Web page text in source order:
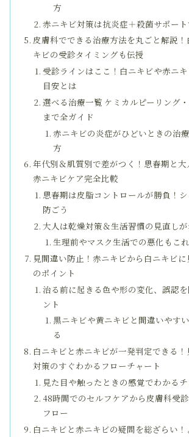
方
赤ニキビ対策は抗炎症＋殺菌サポート
皮膚科でできる治療方法を丸ごと解説
キビの受診タイミングも伝授
受診ラインはここ！白ニキビや赤ニ
目安とは
選べる治療一覧 ケミカルピーリング
まで全ガイド
赤ニキビの炎症がひどいときの治
方
年代別＆肌質別で差がつく！思春期と大
赤ニキビケア完全比較
思春期は皮脂コントロールが勝負！
防ごう
大人は乾燥対策＆生活習慣の見直し
生理前やマスク生活での悪化もこ
見間違い防止！赤ニキビから白ニキビ
のポイント
治る前に起きる色や形の変化、誤認
ント
黒ニキビや黄ニキビと間違いやす
る
白ニキビと赤ニキビが一発判定できる！
対策のすぐわかるフローチャート
見た目や触ったときの感覚でわかる
48時間でのセルフケアから皮膚科受
フロー
白ニキビと赤ニキビの疑問を総ざらい